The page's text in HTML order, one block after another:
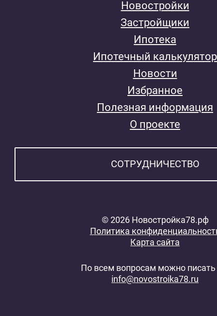
Новостройки
Застройщики
Ипотека
Ипотечный калькулятор
Новости
Избранное
Полезная информация
О проекте
СОТРУДНИЧЕСТВО
© 2026 Новостройка78.рф
Политика
Карта сайта
По всем вопросам можно писать
info@novostroika78.ru